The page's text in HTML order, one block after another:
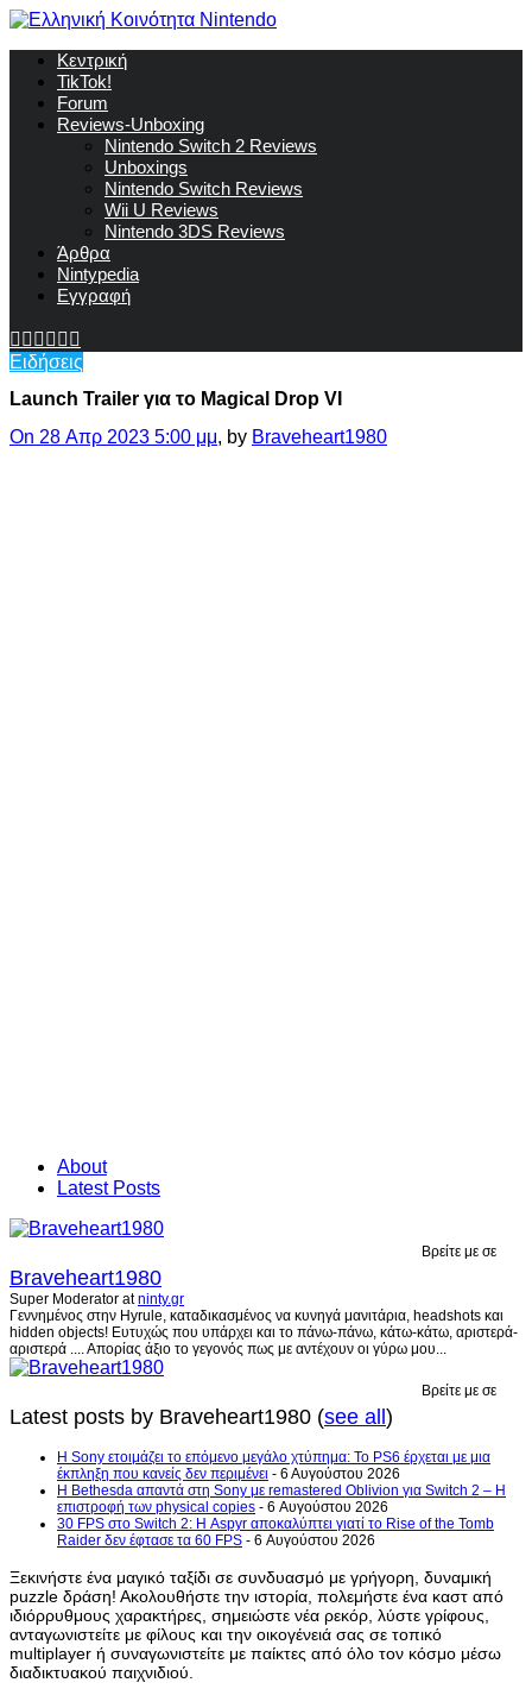
Κεντρική
TikTok!
Forum
Reviews-Unboxing
Nintendo Switch 2 Reviews
Unboxings
Nintendo Switch Reviews
Wii U Reviews
Nintendo 3DS Reviews
Άρθρα
Nintypedia
Εγγραφή
Ειδήσεις
Launch Trailer για το Magical Drop VI
On 28 Απρ 2023 5:00 μμ, by Braveheart1980
About
Latest Posts
Βρείτε με σε
Braveheart1980
Super Moderator atninty.gr
Γεννημένος στην Hyrule, καταδικασμένος να κυνηγά μανιτάρια, headshots και
hidden objects! Ευτυχώς που υπάρχει και το πάνω-πάνω, κάτω-κάτω, αριστερά-
αριστερά .... Απορίας άξιο το γεγονός πως με αντέχουν οι γύρω μου...
Βρείτε με σε
Latest posts by Braveheart1980 (see all)
Η Sony ετοιμάζει το επόμενο μεγάλο χτύπημα: Το PS6 έρχεται με μια
έκπληξη που κανείς δεν περιμένει - 6 Αυγούστου 2026
Η Bethesda απαντά στη Sony με remastered Oblivion για Switch 2 – Η
επιστροφή των physical copies - 6 Αυγούστου 2026
30 FPS στο Switch 2: Η Aspyr αποκαλύπτει γιατί το Rise of the Tomb
Raider δεν έφτασε τα 60 FPS - 6 Αυγούστου 2026
Ξεκινήστε ένα μαγικό ταξίδι σε συνδυασμό με γρήγορη, δυναμική
puzzle δράση! Ακολουθήστε την ιστορία, πολεμήστε ένα καστ από
ιδιόρρυθμους χαρακτήρες, σημειώστε νέα ρεκόρ, λύστε γρίφους,
ανταγωνιστείτε με φίλους και την οικογένειά σας σε τοπικό
multiplayer ή συναγωνιστείτε με παίκτες από όλο τον κόσμο μέσω
διαδικτυακού παιχνιδιού.